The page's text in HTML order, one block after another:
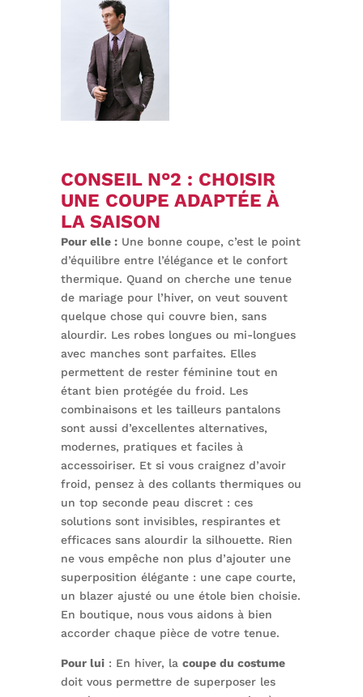
CONSEIL N°2 : CHOISIR
UNE COUPE ADAPTÉE À
LA SAISON
Pour elle :Une bonne coupe, c’est le point
d’équilibre entre l’élégance et le confort
thermique. Quand on cherche une tenue
de mariage pour l’hiver, on veut souvent
quelque chose qui couvre bien, sans
alourdir. Les robes longues ou mi-longues
avec manches sont parfaites. Elles
permettent de rester féminine tout en
étant bien protégée du froid. Les
combinaisons et les tailleurs pantalons
sont aussi d’excellentes alternatives,
modernes, pratiques et faciles à
accessoiriser. Et si vous craignez d’avoir
froid, pensez à des collants thermiques ou
un top seconde peau discret : ces
solutions sont invisibles, respirantes et
efficaces sans alourdir la silhouette. Rien
ne vous empêche non plus d’ajouter une
superposition élégante : une cape courte,
un blazer ajusté ou une étole bien choisie.
En boutique, nous vous aidons à bien
accorder chaque pièce de votre tenue.
Pour lui: En hiver, la coupe du costume
doit vous permettre de superposer les